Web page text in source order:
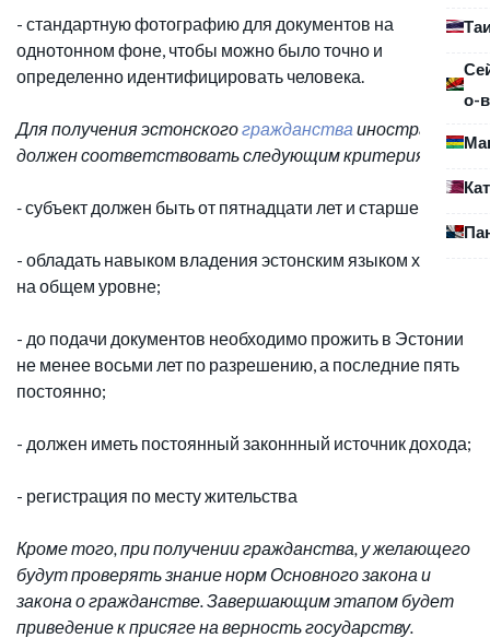
о-
- стандартную фотографию для документов на
однотонном фоне, чтобы можно было точно и
определенно идентифицировать человека.
Для получения эстонскогогражданства иностранец
должен соответствовать следующим критериям:
-субъект должен быть от пятнадцати лет и старше;
- обладать навыком владения эстонским языком хотя бы
на общем уровне;
- до подачи документов необходимо прожить в Эстонии
не менее восьми лет по разрешению, а последние пять
постоянно;
- должен иметь постоянный законнный источник дохода;
- регистрация по месту жительства
Кроме того, при получении гражданства, у желающего
будут проверять знание норм Основного закона и
закона о гражданстве. Завершающим этапом будет
приведение к присяге на верность государству.